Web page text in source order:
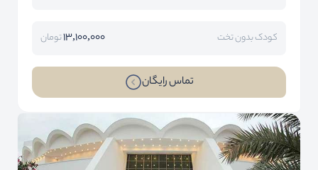
کودک بدون تخت 13,100,000تومان
تماس رایگان